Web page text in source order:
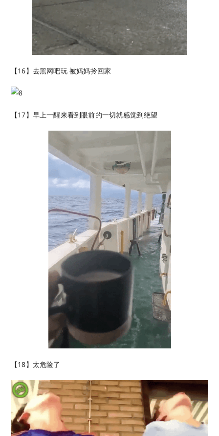
【16】去黑网吧玩 被妈妈拎回家
【17】早上一醒来看到眼前的一切就感觉到绝望
【18】太危险了